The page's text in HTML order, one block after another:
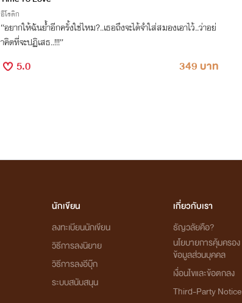
อีโรติก
“อยากให้ฉันย้ำอีกครั้งใช่ไหม?..เธอถึงจะได้จำใส่สมองเอาไว้..ว่าอย่
าคิดที่จะปฏิเสธ..!!!”
5.0 349 บาท
นักเขียน
ลงทะเบียนนักเขียน
วิธีการลงนิยาย
วิธีการลงอีบุ๊ก
ระบบสนับสนุน
เกี่ยวกับเรา
ธัญวลัยคือ?
นโยบายการคุ้มครอง
ข้อมูลส่วนบุคคล
เงื่อนไขและข้อตกลง
Third-Party Notice